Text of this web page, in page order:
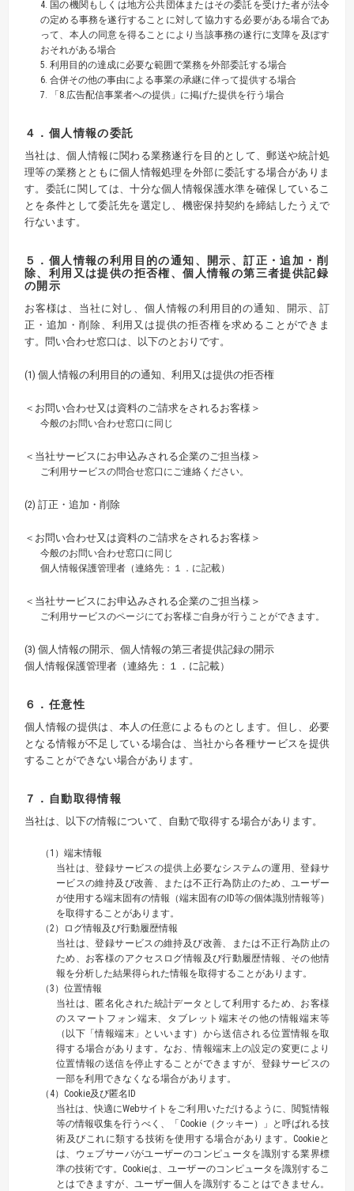
4. 国の機関もしくは地方公共団体またはその委託を受けた者が法令
の定める事務を遂行することに対して協力する必要がある場合であ
って、本人の同意を得ることにより当該事務の遂行に支障を及ぼす
おそれがある場合
5. 利用目的の達成に必要な範囲で業務を外部委託する場合
6. 合併その他の事由による事業の承継に伴って提供する場合
7. 「8.広告配信事業者への提供」に掲げた提供を行う場合
４．個人情報の委託
当社は、個人情報に関わる業務遂行を目的として、郵送や統計処
理等の業務とともに個人情報処理を外部に委託する場合がありま
す。委託に関しては、十分な個人情報保護水準を確保しているこ
とを条件として委託先を選定し、機密保持契約を締結したうえで
行ないます。
５．個人情報の利用目的の通知、開示、訂正・追加・削
除、利用又は提供の拒否権、個人情報の第三者提供記録
の開示
お客様は、当社に対し、個人情報の利用目的の通知、開示、訂
正・追加・削除、利用又は提供の拒否権を求めることができま
す。問い合わせ窓口は、以下のとおりです。
(1) 個人情報の利用目的の通知、利用又は提供の拒否権
＜お問い合わせ又は資料のご請求をされるお客様＞
今般のお問い合わせ窓口に同じ
＜当社サービスにお申込みされる企業のご担当様＞
ご利用サービスの問合せ窓口にご連絡ください。
(2) 訂正・追加・削除
＜お問い合わせ又は資料のご請求をされるお客様＞
今般のお問い合わせ窓口に同じ
個人情報保護管理者（連絡先：１．に記載）
＜当社サービスにお申込みされる企業のご担当様＞
ご利用サービスのページにてお客様ご自身が行うことができます。
(3) 個人情報の開示、個人情報の第三者提供記録の開示
個人情報保護管理者（連絡先：１．に記載）
６．任意性
個人情報の提供は、本人の任意によるものとします。但し、必要
となる情報が不足している場合は、当社から各種サービスを提供
することができない場合があります。
７．自動取得情報
当社は、以下の情報について、自動で取得する場合があります。
（1）端末情報
当社は、登録サービスの提供上必要なシステムの運用、登録サ
ービスの維持及び改善、または不正行為防止のため、ユーザー
が使用する端末固有の情報（端末固有のID等の個体識別情報等）
を取得することがあります。
（2）ログ情報及び行動履歴情報
当社は、登録サービスの維持及び改善、または不正行為防止の
ため、お客様のアクセスログ情報及び行動履歴情報、その他情
報を分析した結果得られた情報を取得することがあります。
（3）位置情報
当社は、匿名化された統計データとして利用するため、お客様
のスマートフォン端末、タブレット端末その他の情報端末等
（以下「情報端末」といいます）から送信される位置情報を取
得する場合があります。なお、情報端末上の設定の変更により
位置情報の送信を停止することができますが、登録サービスの
一部を利用できなくなる場合があります。
（4）Cookie及び匿名ID
当社は、快適にWebサイトをご利用いただけるように、閲覧情報
等の情報収集を行うべく、「Cookie（クッキー）」と呼ばれる技
術及びこれに類する技術を使用する場合があります。Cookieと
は、ウェブサーバがユーザーのコンピュータを識別する業界標
準の技術です。Cookieは、ユーザーのコンピュータを識別するこ
とはできますが、ユーザー個人を識別することはできません。